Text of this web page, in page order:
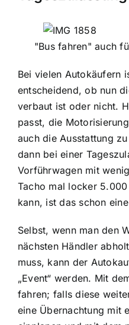
"Bus fahren" auch
Bei vielen Autokäufern
entscheidend, ob nun
verbaut ist oder nicht.
passt, die
auch die Ausstattung
dann bei einer
Vorführwagen mit
Tacho mal locker
kann, ist das schon
Selbst, wenn man den
nächsten Händler
muss, kann der
„Event“ werden. Mit
fahren; falls diese
eine Übernachtung mit